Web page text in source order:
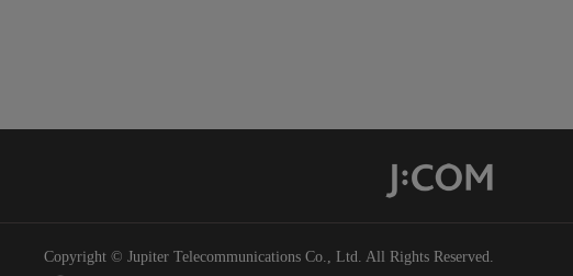
Copyright © Jupiter Telecommunications Co., Ltd. All Rights Reserved.